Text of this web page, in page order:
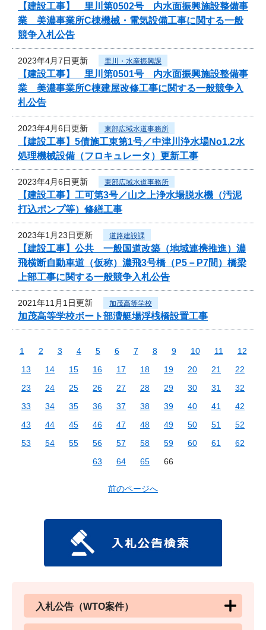
【建設工事】 里川第0502号 内水面振興施設整備事
業 美濃事業所C棟機械・電気設備工事に関する一般
競争入札公告
2023年4月7日更新 里川・水産振興課
【建設工事】 里川第0501号 内水面振興施設整備事
業 美濃事業所C棟建屋改修工事に関する一般競争入
札公告
2023年4月6日更新 東部広域水道事務所
【建設工事】5債施工東第1号／中津川浄水場No1.2水
処理機械設備（フロキュレータ）更新工事
2023年4月6日更新 東部広域水道事務所
【建設工事】工可第3号／山之上浄水場脱水機（汚泥
打込ポンプ等）修繕工事
2023年1月23日更新 道路建設課
【建設工事】公共 一般国道改築（地域連携推進）濃
飛横断自動車道（仮称）濃飛3号橋（P5－P7間）橋梁
上部工事に関する一般競争入札公告
2021年11月1日更新 加茂高等学校
加茂高等学校ボート部漕艇場浮桟橋設置工事
1 2 3 4 5 6 7 8 9 10 11
12
13
14 15 16 17 18 19 20 21
22
23
24 25 26 27 28 29 30 31
32
33
34 35 36 37 38 39 40 41
42
43
44 45 46 47 48 49 50 51
52
53
54 55 56 57 58 59 60 61
62
63
64 65 66
前のページへ
入札公告（WTO案件）